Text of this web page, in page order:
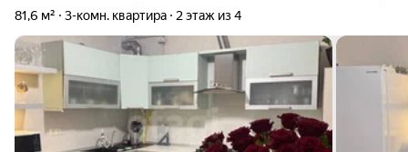
81,6 м² 3-комн. квартира 2 этаж из 4